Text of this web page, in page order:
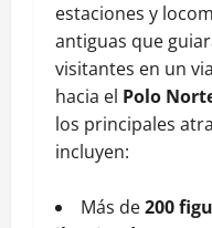
estaciones y
antiguas que
visitantes en un
hacia el Polo
los principales
incluyen:
Más de200